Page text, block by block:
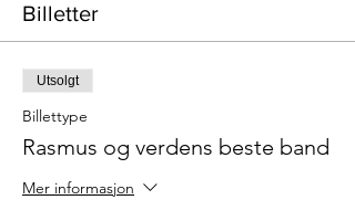
Billetter
Utsolgt
Billettype
Rasmus og verdens beste band
Mer informasjon